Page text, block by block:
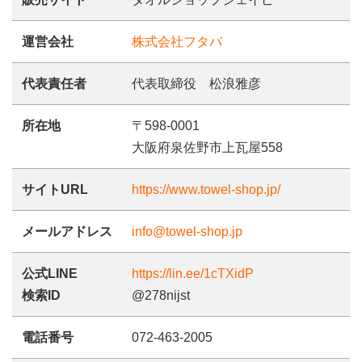
運営会社 株式会社フタバ
代表責任者 代表取締役 松浪雅彦
所在地
〒598-0001
大阪府泉佐野市上瓦屋558
サイトURL https://www.towel-shop.jp/
メールアドレス info@towel-shop.jp
公式LINE
検索ID
https://lin.ee/1cTXidP
@278nijst
電話番号 072-463-2005